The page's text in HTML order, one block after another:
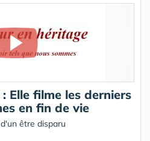
Elle filme les derniers
en fin de vie
être disparu